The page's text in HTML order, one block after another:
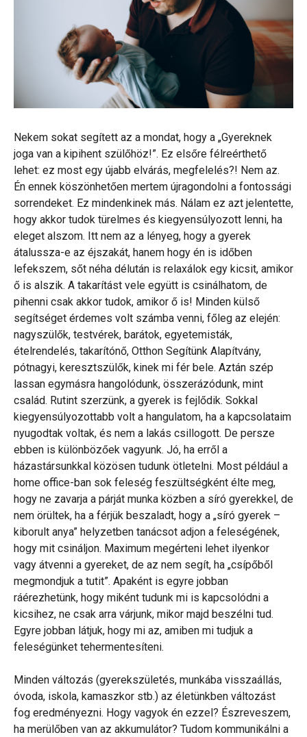
Nekem sokat segített az a mondat, hogy a „Gyereknek
joga van a kipihent szülőhöz!”. Ez elsőre félreérthető
lehet: ez most egy újabb elvárás, megfelelés?! Nem az.
Én ennek köszönhetően mertem újragondolni a fontossági
sorrendeket. Ez mindenkinek más. Nálam ez azt jelentette,
hogy akkor tudok türelmes és kiegyensúlyozott lenni, ha
eleget alszom. Itt nem az a lényeg, hogy a gyerek
átalussza-e az éjszakát, hanem hogy én is időben
lefekszem, sőt néha délután is relaxálok egy kicsit, amikor
ő is alszik. A takarítást vele együtt is csinálhatom, de
pihenni csak akkor tudok, amikor ő is! Minden külső
segítséget érdemes volt számba venni, főleg az elején:
nagyszülők, testvérek, barátok, egyetemisták,
ételrendelés, takarítónő, Otthon Segítünk Alapítvány,
pótnagyi, keresztszülők, kinek mi fér bele. Aztán szép
lassan egymásra hangolódunk, összerázódunk, mint
család. Rutint szerzünk, a gyerek is fejlődik. Sokkal
kiegyensúlyozottabb volt a hangulatom, ha a kapcsolataim
nyugodtak voltak, és nem a lakás csillogott. De persze
ebben is különbözőek vagyunk. Jó, ha erről a
házastársunkkal közösen tudunk ötletelni. Most például a
home office-ban sok feleség feszültségként élte meg,
hogy ne zavarja a párját munka közben a síró gyerekkel, de
nem örültek, ha a férjük beszaladt, hogy a „síró gyerek –
kiborult anya” helyzetben tanácsot adjon a feleségének,
hogy mit csináljon. Maximum megérteni lehet ilyenkor
vagy átvenni a gyereket, de az nem segít, ha „csípőből
megmondjuk a tutit”. Apaként is egyre jobban
ráérezhetünk, hogy miként tudunk mi is kapcsolódni a
kicsihez, ne csak arra várjunk, mikor majd beszélni tud.
Egyre jobban látjuk, hogy mi az, amiben mi tudjuk a
feleségünket tehermentesíteni.
Minden változás (gyerekszületés, munkába visszaállás,
óvoda, iskola, kamaszkor stb.) az életünkben változást
fog eredményezni. Hogy vagyok én ezzel? Észreveszem,
ha merülőben van az akkumulátor? Tudom kommunikálni a